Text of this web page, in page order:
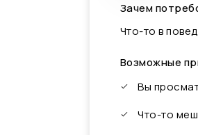
Зачем
Что-то в
Возможные
Вы
Что-то